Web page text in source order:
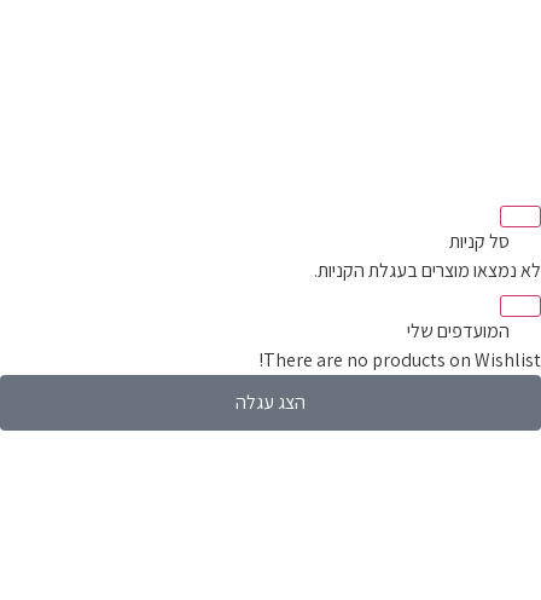
סל קניות‬
לא נמצאו מוצרים בעגלת הקניות.
המועדפים שלי
There are no products on Wishlist!
הצג עגלה